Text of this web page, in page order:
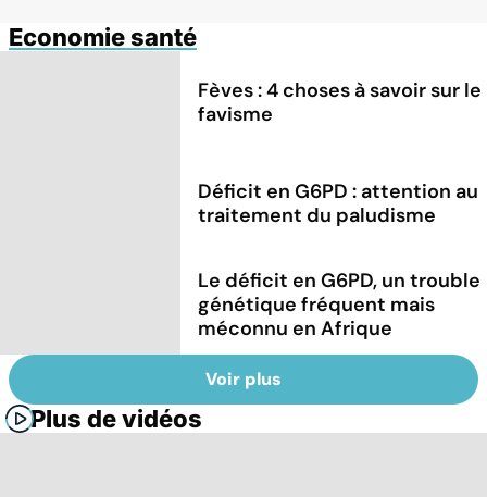
Economie santé
Fèves : 4 choses à savoir sur le
favisme
Déficit en G6PD : attention au
traitement du paludisme
Le déficit en G6PD, un trouble
génétique fréquent mais
méconnu en Afrique
Voir plus
Plus de vidéos